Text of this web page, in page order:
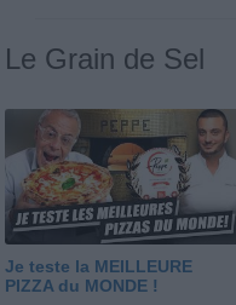
Le Grain de Sel
Je teste la MEILLEURE
PIZZA du MONDE !